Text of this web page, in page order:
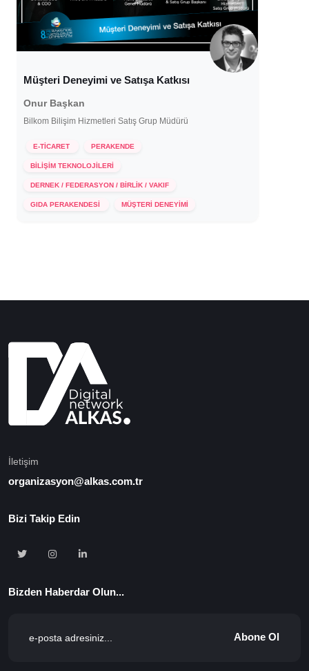
Müşteri Deneyimi ve Satışa Katkısı
Onur Başkan
Bilkom Bilişim Hizmetleri Satış Grup Müdürü
E-TİCARET PERAKENDE
BİLİŞİM TEKNOLOJİLERİ
DERNEK / FEDERASYON / BİRLİK / VAKIF
GIDA PERAKENDESİ MÜŞTERİ DENEYİMİ
İletişim
organizasyon@alkas.com.tr
Bizi Takip Edin
Bizden Haberdar Olun...
Abone Ol